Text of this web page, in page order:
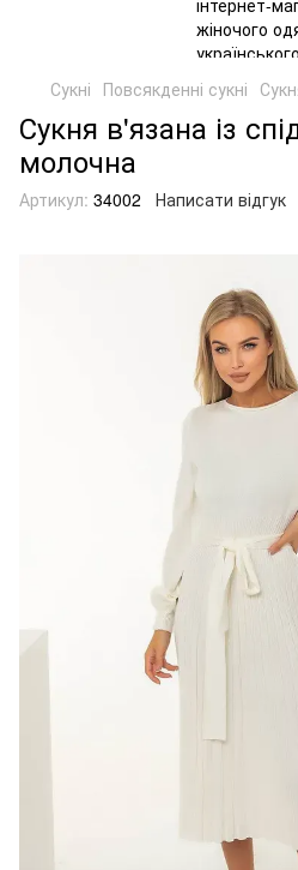
Сукні Повсякденні сукні
Сукня в'язана із
молочна
Артикул: 34002 Написати відгук